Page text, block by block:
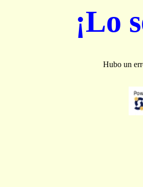
¡Lo
Hubo un